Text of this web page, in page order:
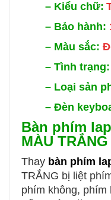
– Kiểu chữ:
– Bảo hành:
– Màu sắc:
– Tình trạng:
– Loại sản
– Đèn
Bàn phím
MÀU TRẮNG
Thay bàn phím
TRẮNG bị liệt
phím không, phím